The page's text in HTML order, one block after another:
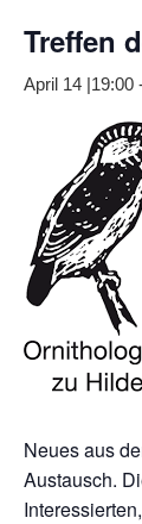
Treffen
April 14 |19:00
Neues aus
Austausch.